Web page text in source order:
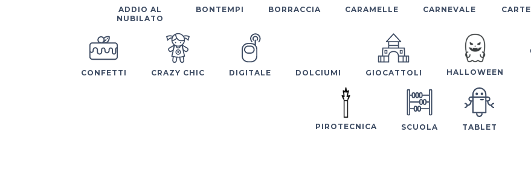
ADDIO AL
NUBILATO
BONTEMPI BORRACCIA CARAMELLE CARNEVALE CARTE
CONFETTI CRAZY CHIC DIGITALE DOLCIUMI GIOCATTOLI HALLOWEEN
PIROTECNICA SCUOLA TABLET